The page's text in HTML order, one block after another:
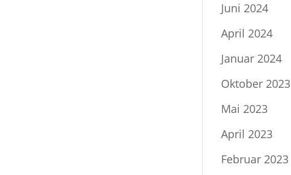
Juni 2024
April 2024
Januar 2024
Oktober 2023
Mai 2023
April 2023
Februar 2023